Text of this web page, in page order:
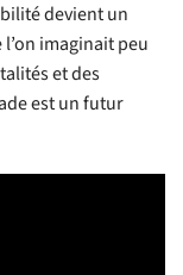
devient un
imaginait peu
et des
est un futur